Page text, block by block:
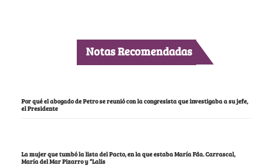
Notas Recomendadas
Por qué el abogado de Petro se reunió con la congresista que investigaba a su jefe,
el Presidente
La mujer que tumbó la lista del Pacto, en la que estaba María Fda. Carrascal,
María del Mar Pizarro y “Lalis